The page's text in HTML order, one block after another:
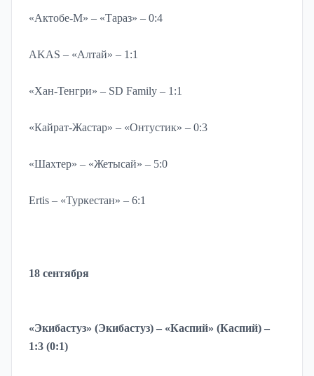
«Актобе-М» – «Тараз» – 0:4
AKAS – «Алтай» – 1:1
«Хан-Тенгри» – SD Family – 1:1
«Кайрат-Жастар» – «Онтустик» – 0:3
«Шахтер» – «Жетысай» – 5:0
Ertis – «Туркестан» – 6:1
18 сентября
«Экибастуз» (Экибастуз) – «Каспий» (Каспий) –
1:3 (0:1)